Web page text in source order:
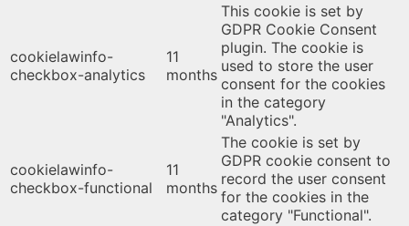
cookielawinfo-
checkbox-analytics
11
months
This cookie is set by
GDPR Cookie Consent
plugin. The cookie is
used to store the user
consent for the cookies
in the category
"Analytics".
cookielawinfo-
checkbox-functional
11
months
The cookie is set by
GDPR cookie consent to
record the user consent
for the cookies in the
category "Functional".